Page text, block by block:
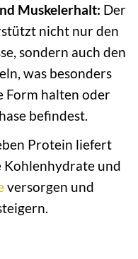
Muskelerhalt: Der
nicht nur den
sondern auch den
was besonders
Form halten oder
befindest.
Protein liefert
Kohlenhydrate und
versorgen und